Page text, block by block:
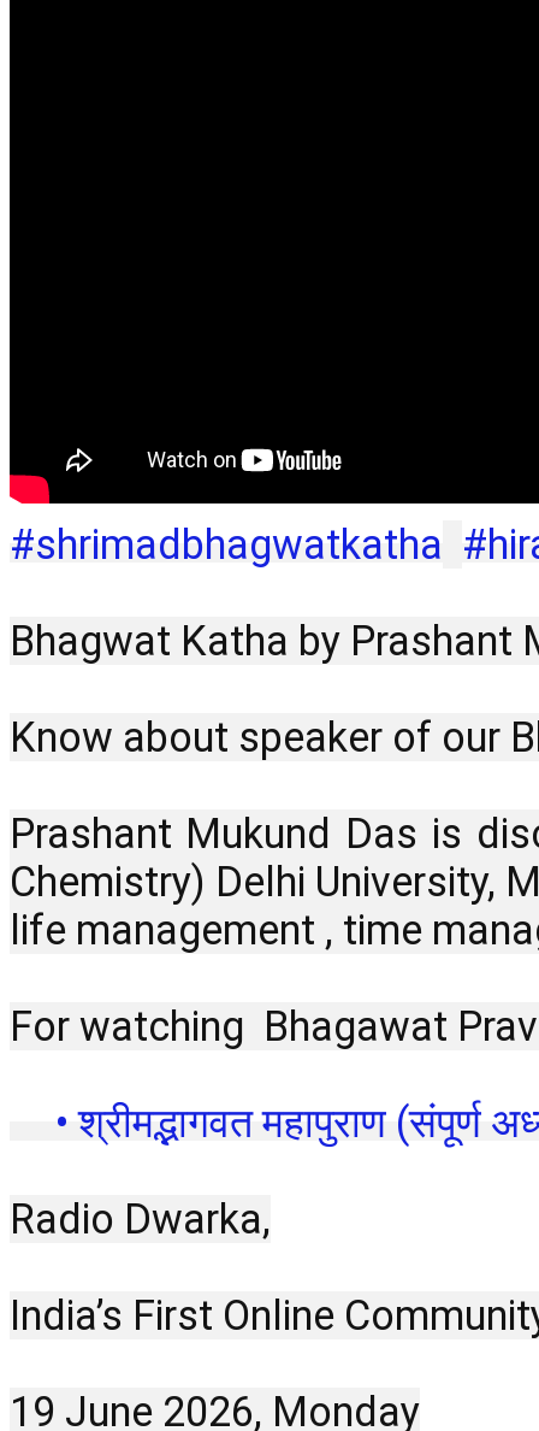
#shrimadbhagwatkatha
Bhagwat Katha by Prashant
Know about speaker of our
Prashant Mukund Das is
Chemistry) Delhi University,
life management , time
For watching  Bhagawat
• श्रीमद्भागवत महापुराण (संपूर्ण
Radio Dwarka,
India’s First Online
19 June 2026, Monday